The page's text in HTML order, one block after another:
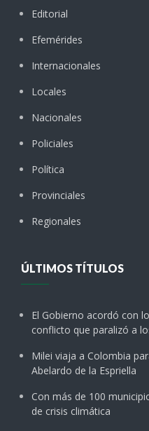
Editorial
Efemérides
Internacionales
Locales
Nacionales
Policiales
Política
Provinciales
Regionales
ÚLTIMOS TÍTULOS
El Gobierno acordó con
conflicto que paralizó a
Milei viaja a Colombia
Abelardo de la Espriella
Con más de 100
de crisis climática